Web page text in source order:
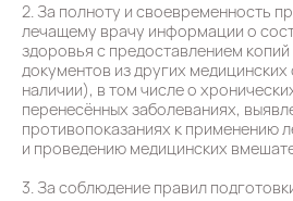
2. За полноту и своевременность
лечащему врачу информации о
здоровья с предоставлением
документов из других
наличии), в том числе о
перенесённых заболеваниях,
противопоказаниях к применению
и проведению медицинских
3. За соблюдение правил